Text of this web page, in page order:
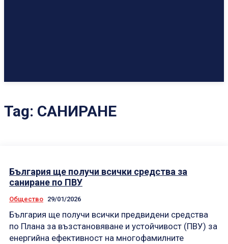
Tag: САНИРАНЕ
България ще получи всички средства за
саниране по ПВУ
Общество 29/01/2026
България ще получи всички предвидени средства
по Плана за възстановяване и устойчивост (ПВУ) за
енергийна ефективност на многофамилните